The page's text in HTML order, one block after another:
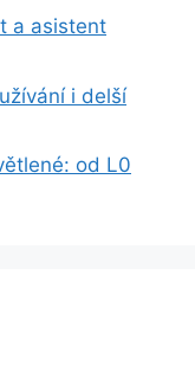
a asistent
i delší
od L0